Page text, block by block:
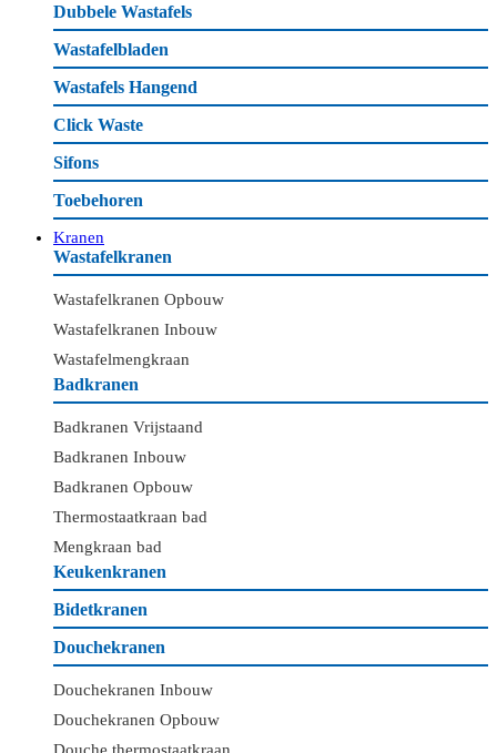
Dubbele Wastafels
Wastafelbladen
Wastafels Hangend
Click Waste
Sifons
Toebehoren
Kranen
Wastafelkranen
Wastafelkranen Opbouw
Wastafelkranen Inbouw
Wastafelmengkraan
Badkranen
Badkranen Vrijstaand
Badkranen Inbouw
Badkranen Opbouw
Thermostaatkraan bad
Mengkraan bad
Keukenkranen
Bidetkranen
Douchekranen
Douchekranen Inbouw
Douchekranen Opbouw